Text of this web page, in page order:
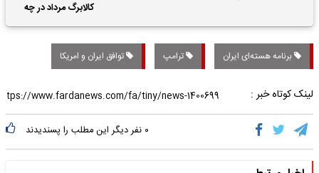
کالابرگ مرداد در چه
تاریخی واریز خواهد شد؟
برنامه هسته‌ای ایران ترامپ توافق ایران و امریکا
لینک کوتاه خبر :
۰ نفر دیگر این مطلب را پسندیدند